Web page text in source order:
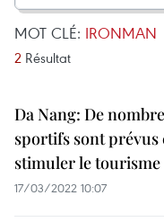
MOT CLÉ: IRONMAN
2 Résultat
Da Nang: De
sportifs sont prévus
stimuler le tourisme
17/03/2022 10:07